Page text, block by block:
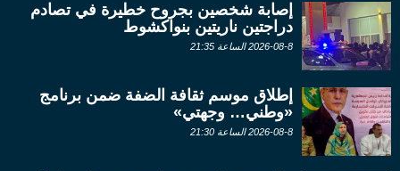
إصابة شخصين بجروح خطيرة في تصادم
دراجتين ناريتين بنواكشوط
2026-08-8 الساعة 21:35
إطلاق موسم ثقافة الضفة ضمن برنامج
«وطني… وجهتي»
2026-08-8 الساعة 21:30